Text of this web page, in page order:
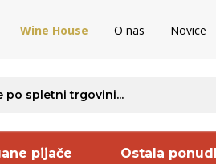
Wine House O nas Novice
pijače Ostala